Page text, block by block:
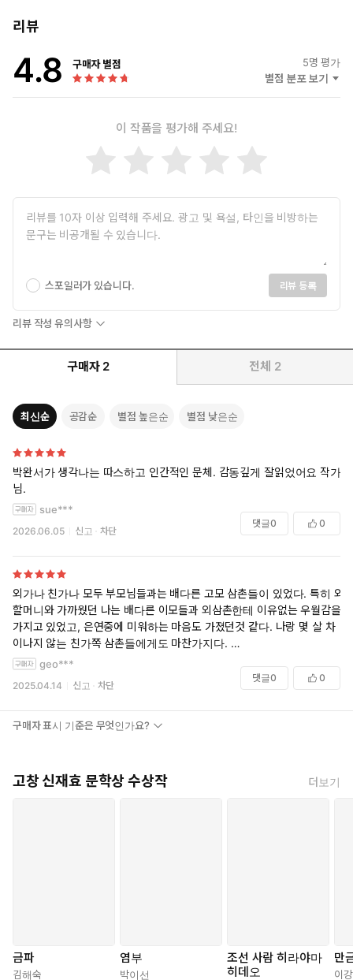
리뷰
4.8 구매자 별점 5명 평가
별점 분포 보기
이 작품을 평가해 주세요!
스포일러가 있습니다. 리뷰 등록
리뷰 작성 유의사항
구매자 2 전체 2
최신순 공감순 별점 높은순 별점 낮은순
박완서가 생각나는 따스하고 인간적인 문체. 감동깊게 잘읽었어요 작가
님.
sue***
2026.06.05 신고 차단
댓글0 0
외가나 친가나 모두 부모님들과는 배다른 고모 삼촌들이 있었다. 특히 외
할머니와 가까웠던 나는 배다른 이모들과 외삼촌한테 이유없는 우월감을
가지고 있었고, 은연중에 미워하는 마음도 가졌던것 같다. 나랑 몇 살 차
이나지 않는 친가쪽 삼촌들에게도 마찬가지다.
그러다가 초등학생 때 피아노를 가르쳐주시던 성격좋은 멋쟁이 선생님도
본처 소생이 아니라는 사실을 알게되었을 때 엄청나게 충격을 받았었다.
그 이후로 내가 가지고있던 고정관념이 얼마나 얄팍하고 쓸데없는 것인
지 깨달았다. 본인이 선택한 것도 아닌데 날 때부터 그런 운명을 가지고
태어난 사람들이 얼마나 억울할지 어떤 느낌일지 한 번도 생각해보지 않
소설 <단역배우 김순효 씨> 속의 주인공도 바람피운 아버지가 밖에서 낳
아 본가로 데려온, 자신이 누구인지 제대로 알지못하는 상태에서 죄의식
소설 속에 등장하는 소나무와 대나무가 서로 엉겨붙어 살아간다는 ‘맹종
죽림’이 너무 궁금해서 고창읍성에 방문해보기도 했다.
geo***
2025.04.14 신고 차단
댓글0 0
구매자 표시 기준은 무엇인가요?
고창 신재효 문학상 수상작 더보기
금파
김해숙
염부
박이선
조선 사람 히라야마
히데오
만
이